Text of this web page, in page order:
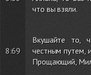
что вы взяли.
8:69
Вкушайте то,
честным путем,
Прощающий,